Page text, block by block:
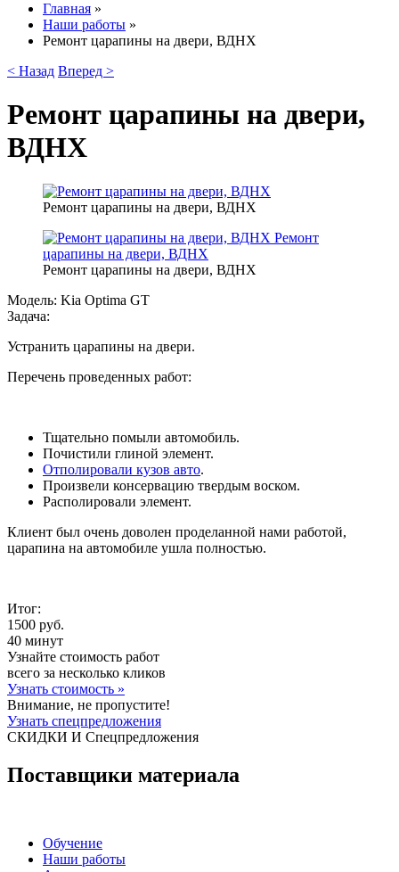
Главная »
Наши работы »
Ремонт царапины на двери, ВДНХ
< Назад Вперед >
Ремонт царапины на двери,
ВДНХ
Ремонт царапины на двери, ВДНХ
Ремонт
царапины на двери, ВДНХ
Ремонт царапины на двери, ВДНХ
Модель: Kia Optima GT
Задача:
Устранить царапины на двери.
Перечень проведенных работ:
Тщательно помыли автомобиль.
Почистили глиной элемент.
Отполировали кузов авто.
Произвели консервацию твердым воском.
Располировали элемент.
Клиент был очень доволен проделанной нами работой,
царапина на автомобиле ушла полностью.
Итог:
1500 руб.
40 минут
Узнайте стоимость работ
всего за несколько кликов
Узнать стоимость »
Внимание, не пропустите!
Узнать спецпредложения
СКИДКИ И Спецпредложения
Поставщики материала
Обучение
Наши работы